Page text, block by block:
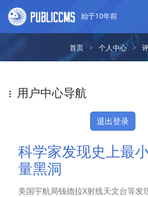
始于10年前
首页 > 个人中心 >
用户中心导航
退出登录
科学家发现史上最
量黑洞
美国宇航局钱德拉X射线天文台等发